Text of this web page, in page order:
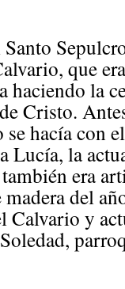
que
haciendo la
Cristo.
hacía con
Lucía, la
era
del
Calvario y